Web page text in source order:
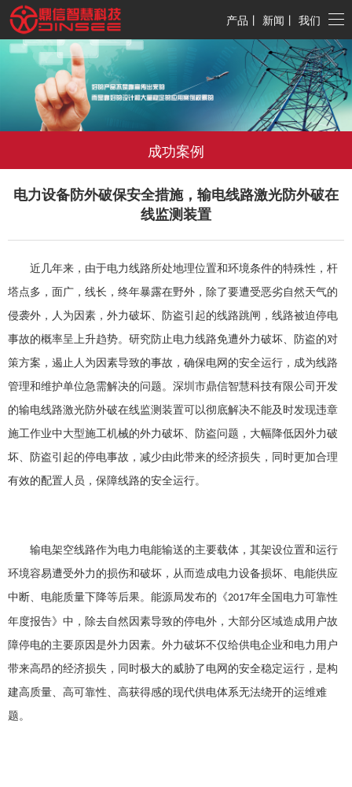
产品 丨 新闻 丨 我们
成功案例
电力设备防外破保安全措施，输电线路激光防外破在
线监测装置
近几年来，由于电力线路所处地理位置和环境条件的特殊性，杆
塔点多，面广，线长，终年暴露在野外，除了要遭受恶劣自然天气的
侵袭外，人为因素，外力破坏、防盗引起的线路跳闸，线路被迫停电
事故的概率呈上升趋势。研究防止电力线路免遭外力破坏、防盗的对
策方案，遏止人为因素导致的事故，确保电网的安全运行，成为线路
管理和维护单位急需解决的问题。深圳市鼎信智慧科技有限公司开发
的输电线路激光防外破在线监测装置可以彻底解决不能及时发现违章
施工作业中大型施工机械的外力破坏、防盗问题，大幅降低因外力破
坏、防盗引起的停电事故，减少由此带来的经济损失，同时更加合理
有效的配置人员，保障线路的安全运行。
输电架空线路作为电力电能输送的主要载体，其架设位置和运行
环境容易遭受外力的损伤和破坏，从而造成电力设备损坏、电能供应
中断、电能质量下降等后果。能源局发布的《2017年全国电力可靠性
年度报告》中，除去自然因素导致的停电外，大部分区域造成用户故
障停电的主要原因是外力因素。外力破坏不仅给供电企业和电力用户
带来高昂的经济损失，同时极大的威胁了电网的安全稳定运行，是构
建高质量、高可靠性、高获得感的现代供电体系无法绕开的运维难
题。